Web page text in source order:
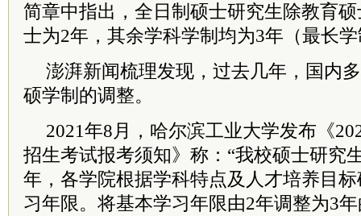
简章中指出，全日制硕士研究生除教育
士为2年，其余学科学制均为3年（最长
澎湃新闻梳理发现，过去几年，国内
硕学制的调整。
2021年8月，哈尔滨工业大学发布《
招生考试报考须知》称：“我校硕士研究
年，各学院根据学科特点及人才培养目
习年限。将基本学习年限由2年调整为3